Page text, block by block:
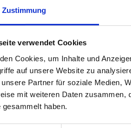
Zustimmung
verwendet Cookies
Cookies, um Inhalte und
auf unsere Website zu
Partner für soziale Medien,
mit weiteren Daten zusammen,
gesammelt haben.
(fettfrei pariert) mit Wild
umwickeln, fest in
im Rohr (Hold-o-mat) 2
mit Chutney Kürbis-Apfel